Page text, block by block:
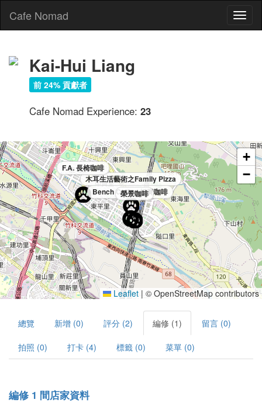
Cafe Nomad
Kai-Hui Liang
前 24% 貢獻者
Cafe Nomad Experience: 23
木耳生活藝術之Family Pizza
F.A. 長椅咖啡
Bench Coffee 板凳咖啡
榮景咖啡
+
−
Leaflet | © OpenStreetMap contributors
總覽 新增 (0) 評分 (2) 編修 (1) 留言 (0)
拍照 (0) 打卡 (4) 標籤 (0) 菜單 (0)
編修 1 間店家資料